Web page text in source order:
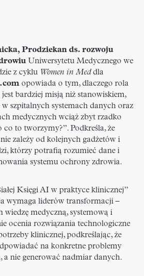
, Prodziekan ds. rozwoju
Uniwersytetu Medycznego we
z cyklu Women in Meddla
opowiada o tym, dlaczego rola
bardziej misją niż stanowiskiem,
szpitalnych systemach danych oraz
medycznych wciąż zbyt rzadko
co to tworzymy?”. Podkreśla, że
zależy od kolejnych gadżetów i
którzy potrafią rozumieć dane i
systemu ochrony zdrowia.
Księgi AI w praktyce klinicznej”
wymaga liderów transformacji –
wiedzę medyczną, systemową i
ocenia rozwiązania technologiczne
klinicznej, podkreślając, że
na konkretne problemy
a nie generować nadmiar danych.